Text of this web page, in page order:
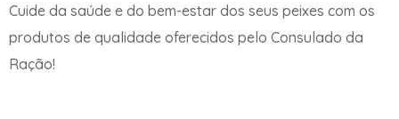
Cuide da saúde e do bem-estar dos seus peixes com os
produtos de qualidade oferecidos pelo Consulado da
Ração!